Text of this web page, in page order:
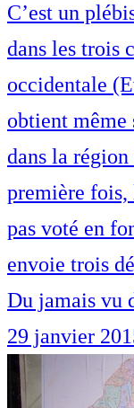
C’est un
dans les trois
occidentale
obtient même
dans la
première fois,
pas voté en
envoie trois
Du jamais vu
29 janvier